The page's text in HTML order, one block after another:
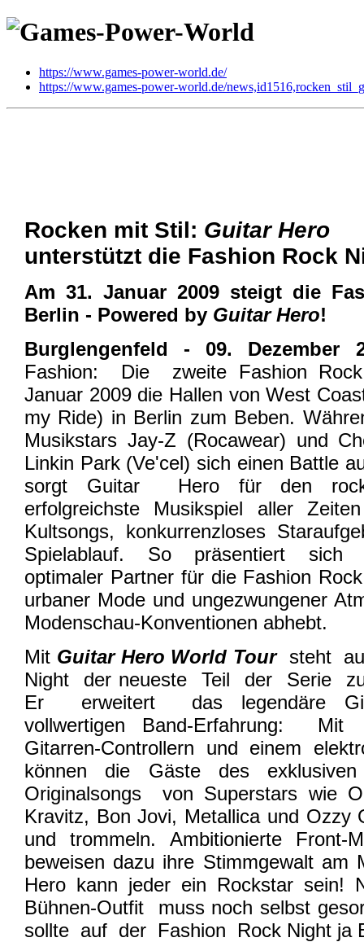
https://www.games-power-world.de/
https://www.games-power-world.de/
Rocken mit Stil: Guitar Hero
unterstützt die Fashion Rock
Am 31. Januar 2009 steigt die
Berlin - Powered by Guitar Hero!
Burglengenfeld - 09. Dezember
Fashion: Die zweite Fashion
Januar 2009 die Hallen von West
my Ride) in Berlin zum Beben.
Musikstars Jay-Z (Rocawear) und
Linkin Park (Ve'cel) sich einen Battle
sorgt Guitar Hero für den
erfolgreichste Musikspiel aller
Kultsongs, konkurrenzloses
Spielablauf. So präsentiert
optimaler Partner für die Fashion
urbaner Mode und ungezwungener
Modenschau-Konventionen abhebt.
Mit Guitar Hero World Tour steht
Night der neueste Teil der Serie
Er erweitert das legendäre
vollwertigen Band-Erfahrung:
Gitarren-Controllern und einem
können die Gäste des
Originalsongs von Superstars wie
Kravitz, Bon Jovi, Metallica und Ozzy
und trommeln. Ambitionierte
beweisen dazu ihre Stimmgewalt
Hero kann jeder ein Rockstar sein!
Bühnen-Outfit muss noch selbst
sollte auf der Fashion Rock Night ja